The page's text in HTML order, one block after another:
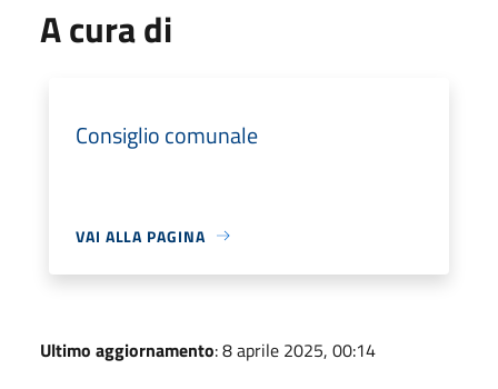
A cura di
Consiglio comunale
VAI ALLA PAGINA
Ultimo aggiornamento: 8 aprile 2025, 00:14